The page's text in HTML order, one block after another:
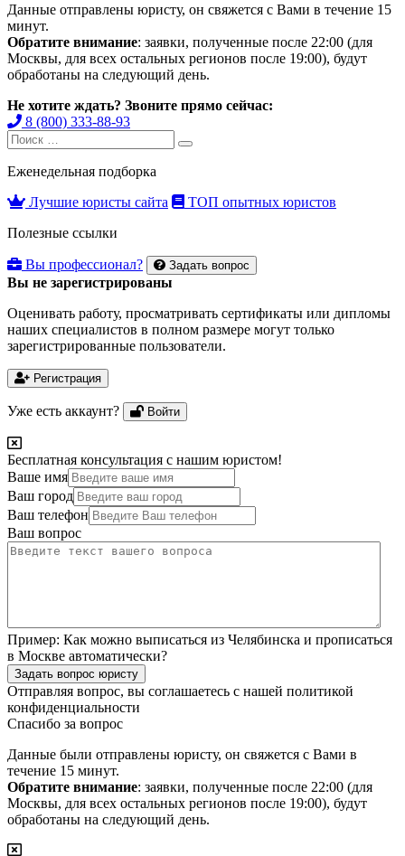
Данные отправлены юристу, он свяжется с Вами в течение 15
минут.
Обратите внимание: заявки, полученные после 22:00 (для
Москвы, для всех остальных регионов после 19:00), будут
обработаны на следующий день.
Не хотите ждать? Звоните прямо сейчас:
8 (800) 333-88-93
Search
for:
Search
Еженедельная подборка
Лучшие юристы сайта
ТОП опытных юристов
Полезные ссылки
Вы профессионал? Задать вопрос
Вы не зарегистрированы
Оценивать работу, просматривать сертификаты или дипломы
наших специалистов в полном размере могут только
зарегистрированные пользователи.
Регистрация
Уже есть аккаунт? Войти
Бесплатная консультация с нашим юристом!
Ваше имя
Ваш город
Ваш телефон
Ваш вопрос
Пример: Как можно выписаться из Челябинска и прописаться
в Москве автоматически?
Задать вопрос юристу
Отправляя вопрос, вы соглашаетесь с нашей политикой
конфиденциальности
Спасибо за вопрос
Данные были отправлены юристу, он свяжется с Вами в
течение 15 минут.
Обратите внимание: заявки, полученные после 22:00 (для
Москвы, для всех остальных регионов после 19:00), будут
обработаны на следующий день.